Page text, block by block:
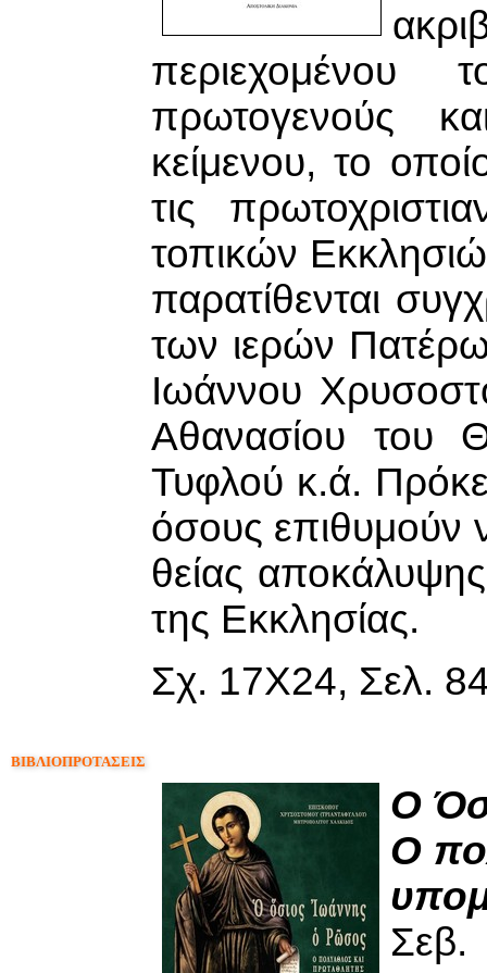
περιεχομένου
πρωτογενούς
κείμενου, το
τις
τοπικών
παρατίθενται
των ιερών
Ιωάννου
Αθανασίου του
Τυφλού κ.ά.
όσους επιθυμούν
θείας
της Εκκλησίας.
Σχ. 17Χ24, Σελ.
ΒΙΒΛΙΟΠΡΟΤΑΣΕΙΣ
Ο
Ο